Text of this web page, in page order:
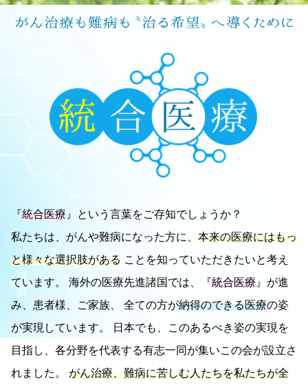
『統合医療 』という言葉をご存知でしょうか？
私たちは、がんや難病になった方に、 本来の医療にはもっ
と様々な選択肢がある ことを知っていただきたいと考え
ています。
海外の医療先進諸国では、『統合医療 』が進
み、患者様、ご家族、 全ての方が納得のできる医療の姿
が実現しています。
日本でも、このあるべき姿の実現を
目指し、各分野を代表する有志一同が集いこの会が設立さ
れました。
がん治療、難病に苦しむ人たちを私たちが全